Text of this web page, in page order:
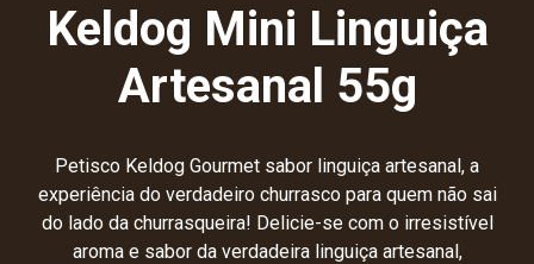
Keldog Mini Linguiça
Artesanal 55g
Petisco Keldog Gourmet sabor linguiça artesanal, a
experiência do verdadeiro churrasco para quem não sai
do lado da churrasqueira! Delicie-se com o irresistível
aroma e sabor da verdadeira linguiça artesanal,